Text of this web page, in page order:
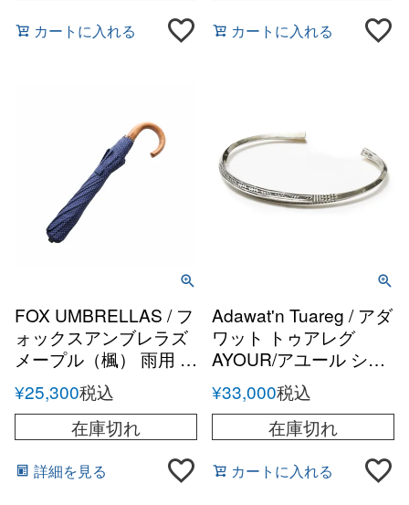
カートに入れる カートに入れる
FOX UMBRELLAS / フ
ォックスアンブレラズ
メープル（楓） 雨用 テ
レスコピック 折りたた
み傘 ネイビードット
¥25,300税込
在庫切れ
詳細を見る
Adawat'n Tuareg / アダ
ワット トゥアレグ
AYOUR/アユール シル
バーハンドメイドバン
グル
¥33,000税込
在庫切れ
カートに入れる